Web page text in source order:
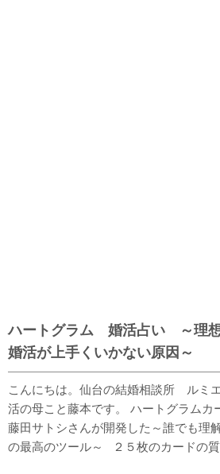
ハートグラム 婚活占い ～理想
婚活が上手くいかない原因～
こんにちは。仙台の結婚相談所 ルミ
活の母こと藤本です。 ハートグラムカ
藤田サトシさんが開発した～誰でも理
の最高のツール～ ２５枚のカードの